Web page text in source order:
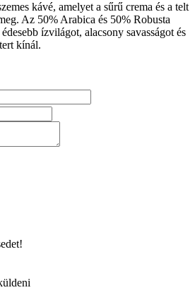
kávé, amelyet a sűrű crema és a telt
Az 50% Arabica és 50% Robusta
ízvilágot, alacsony savasságot és
kínál.